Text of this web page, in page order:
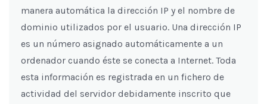
manera automática la dirección IP y el nombre de
dominio utilizados por el usuario. Una dirección IP
es un número asignado automáticamente a un
ordenador cuando éste se conecta a Internet. Toda
esta información es registrada en un fichero de
actividad del servidor debidamente inscrito que